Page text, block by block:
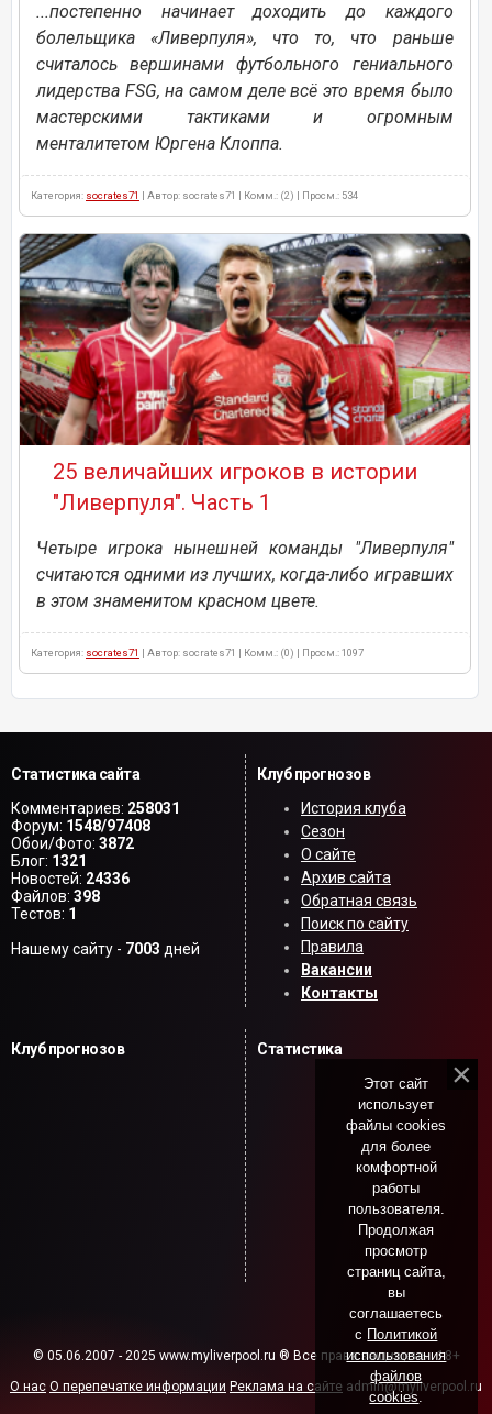
...постепенно начинает доходить до каждого
болельщика «Ливерпуля», что то, что раньше
считалось вершинами футбольного гениального
лидерства FSG, на самом деле всё это время было
мастерскими тактиками и огромным
менталитетом Юргена Клоппа.
Категория: socrates71 | Автор: socrates71 | Комм.: (2) | Просм.: 534
25 величайших игроков в истории
"Ливерпуля". Часть 1
Четыре игрока нынешней команды "Ливерпуля"
считаются одними из лучших, когда-либо игравших
в этом знаменитом красном цвете.
Категория: socrates71 | Автор: socrates71 | Комм.: (0) | Просм.: 1097
Статистика сайта
Комментариев: 258031
Форум: 1548/97408
Обои/Фото: 3872
Блог: 1321
Новостей: 24336
Файлов: 398
Тестов: 1
Нашему сайту - 7003 дней
Клуб прогнозов
История клуба
Сезон
О сайте
Архив сайта
Обратная связь
Поиск по сайту
Правила
Вакансии
Контакты
Клуб прогнозов Статистика
© 05.06.2007 - 2025 www.myliverpool.ru ® Все права защищены. 18+
О нас О перепечатке информации Реклама на сайте admin@myliverpool.ru
Этот сайт
использует
файлы cookies
для более
комфортной
работы
пользователя.
Продолжая
просмотр
страниц сайта,
вы
соглашаетесь
с Политикой
использования
файлов
cookies